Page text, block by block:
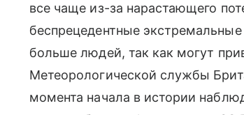
все чаще из-за нарастающего
беспрецедентные
больше людей, так как могут
Метеорологической службы
момента начала в истории